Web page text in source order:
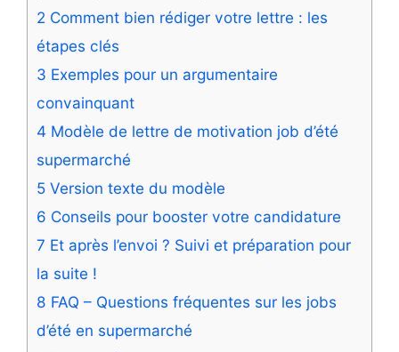
2 Comment bien rédiger votre lettre : les
étapes clés
3 Exemples pour un argumentaire
convainquant
4 Modèle de lettre de motivation job d’été
supermarché
5 Version texte du modèle
6 Conseils pour booster votre candidature
7 Et après l’envoi ? Suivi et préparation pour
la suite !
8 FAQ – Questions fréquentes sur les jobs
d’été en supermarché